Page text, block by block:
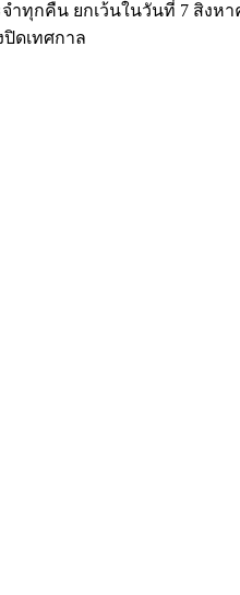
ำทุกคืน ยกเว้นในวันที่ 7 สิง
ดเทศกาล